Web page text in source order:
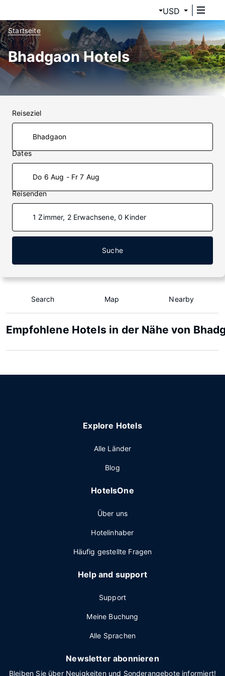
USD
Startseite
Bhadgaon Hotels
Reiseziel
Dates
Do 6 Aug - Fr 7 Aug
Reisenden
1 Zimmer, 2 Erwachsene, 0 Kinder
Suche
Search Map Nearby
Empfohlene Hotels in der Nähe von
Explore Hotels
Alle Länder
Blog
HotelsOne
Über uns
Hotelinhaber
Häufig gestellte Fragen
Help and support
Support
Meine Buchung
Alle Sprachen
Newsletter abonnieren
Bleiben Sie über Neuigkeiten und Sonderangebote informiert!